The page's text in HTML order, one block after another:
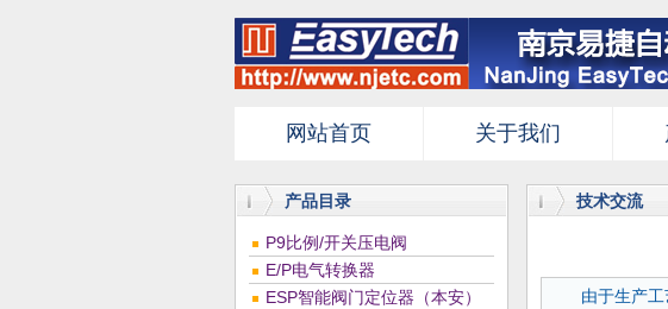
网站首页 关于我们
产品目录
P9比例/开关压电阀
E/P电气转换器
ESP智能阀门定位器（本安）
技术交流
由于生产